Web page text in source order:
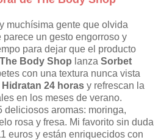
muchísima gente que olvida
un gesto engorroso y
para dejar que el producto
The Body Shop lanza Sorbet
con una textura nunca vista
Hidratan 24 horas y refrescan la
en los meses de verano.
deliciosos aromas: moringa,
rosa y fresa. Mi favorito sin duda
euros y están enriquecidos con